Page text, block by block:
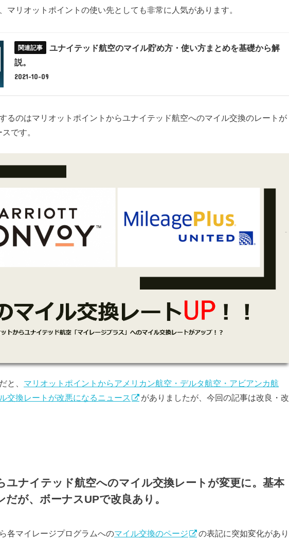
マリオットポイントの使い先としても非常に人気があります。
ユナイテッド航空のマイル貯め方・使い方まとめを基礎から解
説。
2021-10-09
るのはマリオットポイントからユナイテッド航空へのマイル交換のレートが
です。
と、 マリオットポイントからアメリカン航空・デルタ航空・アビアンカ航
交換レートが改悪になるニュース
がありましたが、今回の記事は改良・改
ユナイテッド航空へのマイル交換レートが変更に。基本
だが、ボーナスUPで改良あり。
各マイレージプログラムへのマイル交換のページ
の表記に突如変化があり